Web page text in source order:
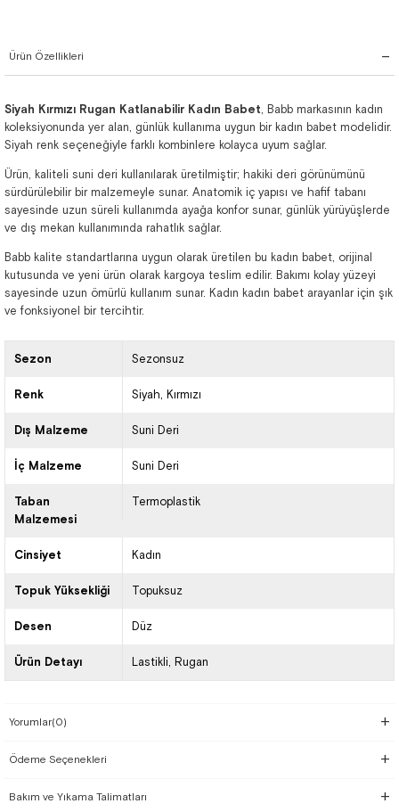
Ürün Özellikleri
Siyah Kırmızı Rugan Katlanabilir Kadın Babet, Babb markasının kadın
koleksiyonunda yer alan, günlük kullanıma uygun bir kadın babet modelidir.
Siyah renk seçeneğiyle farklı kombinlere kolayca uyum sağlar.
Ürün, kaliteli suni deri kullanılarak üretilmiştir; hakiki deri görünümünü
sürdürülebilir bir malzemeyle sunar. Anatomik iç yapısı ve hafif tabanı
sayesinde uzun süreli kullanımda ayağa konfor sunar, günlük yürüyüşlerde
ve dış mekan kullanımında rahatlık sağlar.
Babb kalite standartlarına uygun olarak üretilen bu kadın babet, orijinal
kutusunda ve yeni ürün olarak kargoya teslim edilir. Bakımı kolay yüzeyi
sayesinde uzun ömürlü kullanım sunar. Kadın kadın babet arayanlar için şık
ve fonksiyonel bir tercihtir.
Sezon Sezonsuz
Renk Siyah Kırmızı
Dış Malzeme Suni Deri
İç Malzeme Suni Deri
Taban
Malzemesi
Termoplastik
Cinsiyet Kadın
Topuk Yüksekliği Topuksuz
Desen Düz
Ürün Detayı Lastikli Rugan
Yorumlar(0)
Ödeme Seçenekleri
Bakım ve Yıkama Talimatları